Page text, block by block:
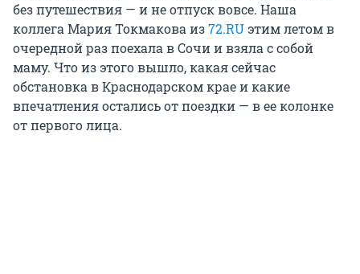
без путешествия — и не отпуск вовсе. Наша
коллега Мария Токмакова из72.RUэтим летом в
очередной раз поехала в Сочи и взяла с собой
маму. Что из этого вышло, какая сейчас
обстановка в Краснодарском крае и какие
впечатления остались от поездки — в ее колонке
от первого лица.